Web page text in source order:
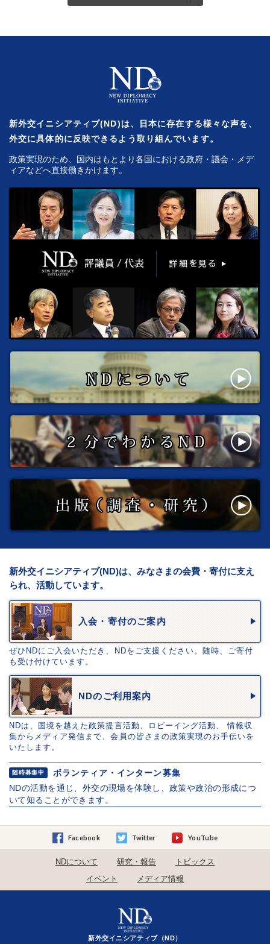
新外交イニシアティブ(ND)は、日本に存在する様々な声を、
外交に具体的に反映できるよう取り組んでいます。
政策実現のため、国内はもとより各国における政府・議会・メデ
ィアなどへ直接働きかけます。
新外交イニシアティブ(ND)は、みなさまの会費・寄付に支え
られ、活動しています。
入会・寄付のご案内
ぜひNDにご入会いただき、NDをご支援ください。随時、ご寄付
も受け付けています。
NDのご利用案内
NDは、国境を越えた政策提言活動、ロビーイング活動、 情報収
集からメディア発信まで、会員の皆さまの政策実現のお手伝いを
いたします。
随時募集中
ボランティア・インターン募集
NDの活動を通じ、外交の現場を体験し、政策や政治の形成につ
いて知ることができます。
Facebook Twitter YouTube
NDについて 研究・報告
トピックス
イベント
メディア情報
新外交イニシアティブ（ND）